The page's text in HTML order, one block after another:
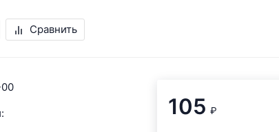
Сравнить
105 ₽